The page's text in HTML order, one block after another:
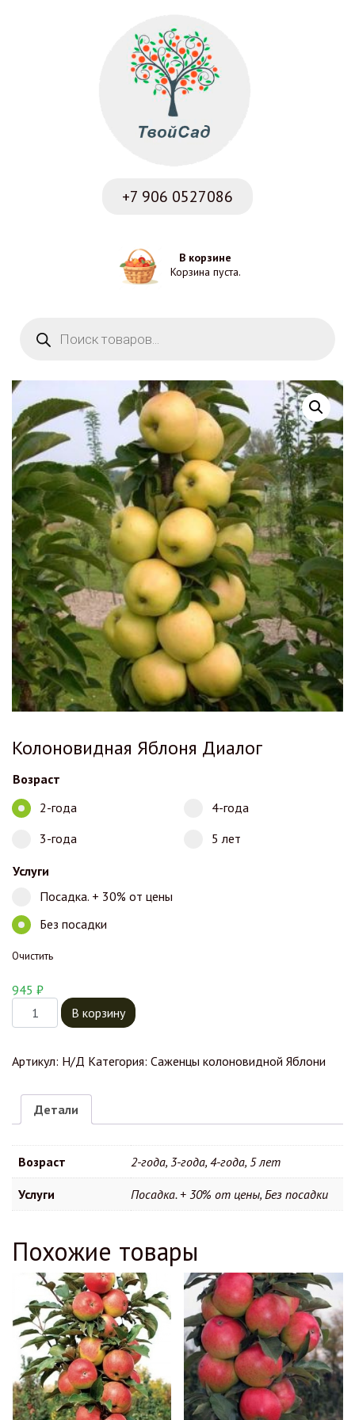
+7 906 0527086
В корзине
Корзина пуста.
Колоновидная Яблоня Диалог
Возраст
2-года
3-года
4-года
5 лет
Услуги
Посадка. + 30% от цены
Без посадки
Очистить
945 ₽
Количество товара Колоновидная Яблоня Диалог
В корзину
Артикул: Н/Д Категория: Саженцы колоновидной Яблони
Детали
Возраст 2-года, 3-года, 4-года, 5 лет
Услуги Посадка. + 30% от цены, Без посадки
Похожие товары